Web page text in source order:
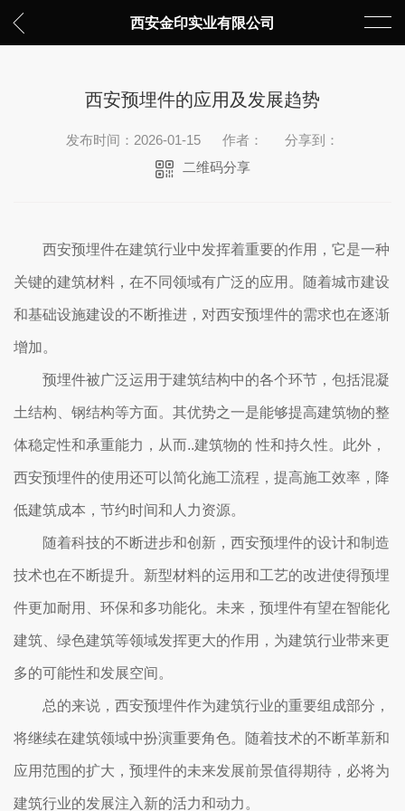
西安金印实业有限公司
西安预埋件的应用及发展趋势
发布时间：2026-01-15 作者：
分享到：
二维码分享
西安预埋件在建筑行业中发挥着重要的作用，它是一种
关键的建筑材料，在不同领域有广泛的应用。随着城市建设
和基础设施建设的不断推进，对西安预埋件的需求也在逐渐
增加。
预埋件被广泛运用于建筑结构中的各个环节，包括混凝
土结构、钢结构等方面。其优势之一是能够提高建筑物的整
体稳定性和承重能力，从而..建筑物的 性和持久性。此外，
西安预埋件的使用还可以简化施工流程，提高施工效率，降
低建筑成本，节约时间和人力资源。
随着科技的不断进步和创新，西安预埋件的设计和制造
技术也在不断提升。新型材料的运用和工艺的改进使得预埋
件更加耐用、环保和多功能化。未来，预埋件有望在智能化
建筑、绿色建筑等领域发挥更大的作用，为建筑行业带来更
多的可能性和发展空间。
总的来说，西安预埋件作为建筑行业的重要组成部分，
将继续在建筑领域中扮演重要角色。随着技术的不断革新和
应用范围的扩大，预埋件的未来发展前景值得期待，必将为
建筑行业的发展注入新的活力和动力。